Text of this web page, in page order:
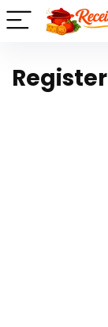
Register